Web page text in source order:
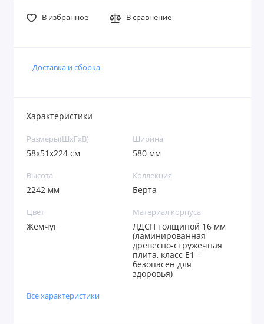
В избранное В сравнение
Доставка и сборка
Характеристики
Размеры(ШxГxВ)
58х51х224 см
Ширина
580 мм
Высота
2242 мм
Коллекция
Берта
Цвет
Жемчуг
Материал корпуса
ЛДСП толщиной 16 мм
(ламинированная
древесно-стружечная
плита, класс E1 -
безопасен для
здоровья)
Все характеристики